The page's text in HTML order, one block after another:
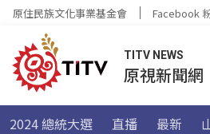
原住民族文化事業基金會 Facebook
TITV NEWS
原視新聞網
2024 總統大選 直播 最新